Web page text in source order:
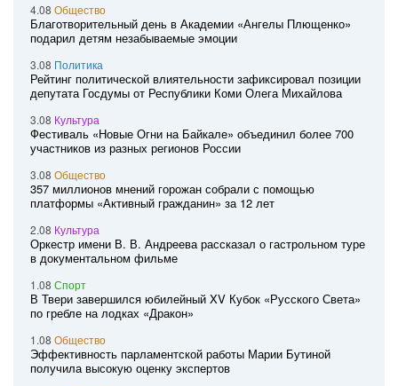
4.08 Общество
Благотворительный день в Академии «Ангелы Плющенко»
подарил детям незабываемые эмоции
3.08 Политика
Рейтинг политической влиятельности зафиксировал позиции
депутата Госдумы от Республики Коми Олега Михайлова
3.08 Культура
Фестиваль «Новые Огни на Байкале» объединил более 700
участников из разных регионов России
3.08 Общество
357 миллионов мнений горожан собрали с помощью
платформы «Активный гражданин» за 12 лет
2.08 Культура
Оркестр имени В. В. Андреева рассказал о гастрольном туре
в документальном фильме
1.08 Спорт
В Твери завершился юбилейный XV Кубок «Русского Света»
по гребле на лодках «Дракон»
1.08 Общество
Эффективность парламентской работы Марии Бутиной
получила высокую оценку экспертов